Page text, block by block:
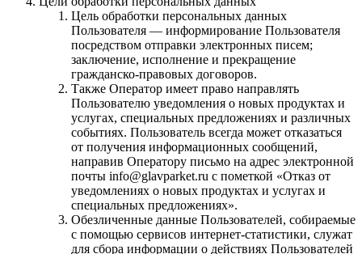
Цель обработки персональных данных
Пользователя — информирование Пользователя
посредством отправки электронных писем;
заключение, исполнение и прекращение
гражданско-правовых договоров.
Также Оператор имеет право направлять
Пользователю уведомления о новых продуктах и
услугах, специальных предложениях и различных
событиях. Пользователь всегда может отказаться
от получения информационных сообщений,
направив Оператору письмо на адрес электронной
почты info@glavparket.ru с пометкой «Отказ от
уведомлениях о новых продуктах и услугах и
специальных предложениях».
Обезличенные данные Пользователей, собираемые
с помощью сервисов интернет-статистики, служат
для сбора информации о действиях Пользователей